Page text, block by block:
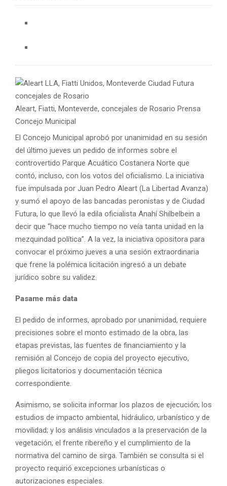
Aleart, Fiatti, Monteverde, concejales de Rosario Prensa
Concejo Municipal
El Concejo Municipal aprobó por unanimidad en su sesión
del último jueves un pedido de informes sobre el
controvertido Parque Acuático Costanera Norte que
contó, incluso, con los votos del oficialismo. La iniciativa
fue impulsada por Juan Pedro Aleart (La Libertad Avanza)
y sumó el apoyo de las bancadas peronistas y de Ciudad
Futura, lo que llevó la edila oficialista Anahí Shilbelbein a
decir que “hace mucho tiempo no veía tanta unidad en la
mezquindad política”. A la vez, la iniciativa opositora para
convocar el próximo jueves a una sesión extraordinaria
que frene la polémica licitación ingresó a un debate
jurídico sobre su validez.
Pasame más data
El pedido de informes, aprobado por unanimidad, requiere
precisiones sobre el monto estimado de la obra, las
etapas previstas, las fuentes de financiamiento y la
remisión al Concejo de copia del proyecto ejecutivo,
pliegos licitatorios y documentación técnica
correspondiente.
Asimismo, se solicita informar los plazos de ejecución; los
estudios de impacto ambiental, hidráulico, urbanístico y de
movilidad; y los análisis vinculados a la preservación de la
vegetación, el frente ribereño y el cumplimiento de la
normativa del camino de sirga. También se consulta si el
proyecto requirió excepciones urbanísticas o
autorizaciones especiales.